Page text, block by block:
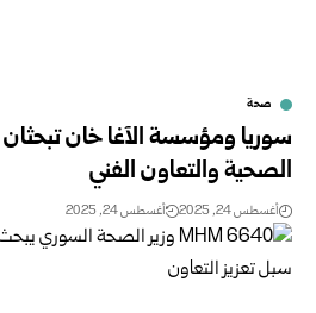
صحة
سوريا ومؤسسة الآغا خان تبحثان
الصحية والتعاون الفني
أغسطس 24, 2025 أغسطس 24, 2025